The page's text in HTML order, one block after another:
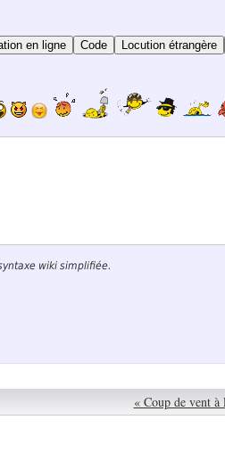
en ligne Code Locution étrangère
wiki simplifiée.
« Coup de vent à